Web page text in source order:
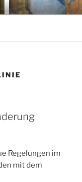
Regelungen im
mit dem